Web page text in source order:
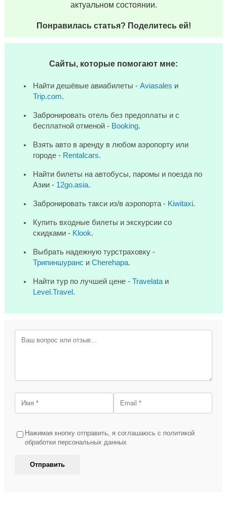
актуальном состоянии.
Понравилась статья? Поделитесь ей!
Сайты, которые помогают мне:
Найти дешёвые авиабилеты - Aviasales и
Trip.com.
Забронировать отель без предоплаты и с
бесплатной отменой - Booking.
Взять авто в аренду в любом аэропорту или
городе - Rentalcars.
Найти билеты на автобусы, паромы и поезда по
Азии - 12go.asia.
Забронировать такси из/в аэропорта - Kiwitaxi.
Купить входные билеты и экскурсии со
скидками - Klook.
Выбрать надежную турстраховку -
Трипиншуранс и Cherehapa.
Найти тур по лучшей цене - Travelataи
Level.Travel .
Нажимая кнопку отправить, я соглашаюсь с политикой
обработки персональных данных